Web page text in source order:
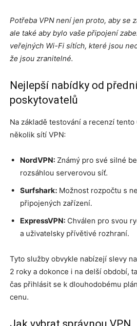
Potřeba VPN není jen proto, aby se
ale také aby bylo vaše připojení
veřejných Wi-Fi sítích, které jsou
že jsou zranitelné.
Nejlepší nabídky od
poskytovatelů
Na základě testování a recenzí
několik sítí VPN:
NordVPN: Známý pro své silné
rozsáhlou serverovou síť.
Surfshark: Možnost rozpočtu s
připojených zařízení.
ExpressVPN: Chválen pro svou
a uživatelsky přívětivé rozhraní.
Tyto služby obvykle nabízejí slevy
2 roky a dokonce i na delší období,
čas přihlásit se k dlouhodobému
cenu.